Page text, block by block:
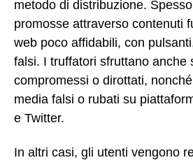
metodo di distribuzione.
promosse attraverso contenuti
web poco affidabili, con
falsi. I truffatori sfruttano anche
compromessi o dirottati,
media falsi o rubati su
e Twitter.
In altri casi, gli utenti vengono